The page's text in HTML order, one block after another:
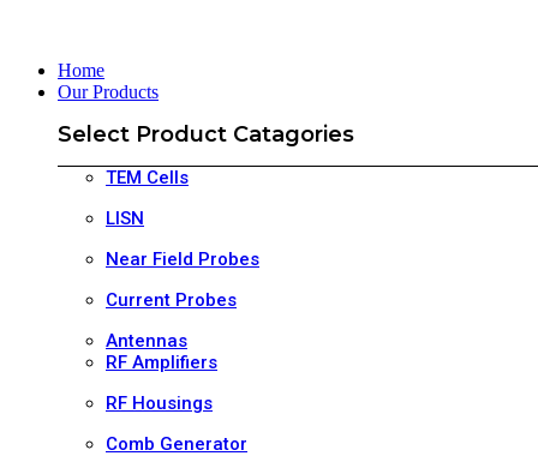
Home
Our Products
Select Product Catagories
TEM Cells
LISN
Near Field Probes
Current Probes
Antennas
RF Amplifiers
RF Housings
Comb Generator